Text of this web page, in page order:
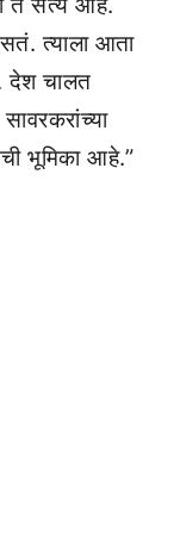
त्याला आता
देश चालत
सावरकरांच्या
भूमिका आहे.”